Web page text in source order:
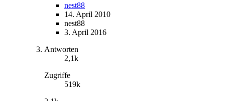
nest88
14. April 2010
nest88
3. April 2016
Antworten
2,1k
Zugriffe
519k